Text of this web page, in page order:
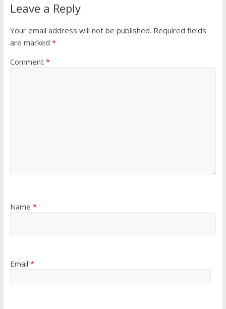
Leave a Reply
Your email address will not be published. Required fields
are marked *
Comment *
Name *
Email *